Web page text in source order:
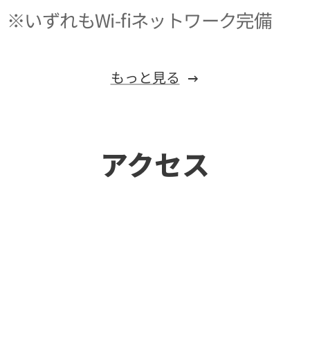
※いずれもWi-fiネットワーク完備
もっと見る
アクセス